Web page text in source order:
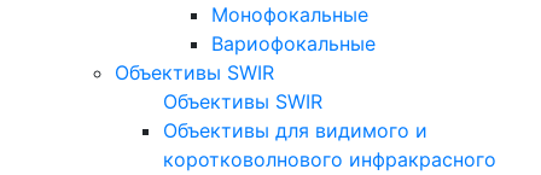
Монофокальные
Вариофокальные
Объективы SWIR
Объективы SWIR
Объективы для видимого и
коротковолнового инфракрасного